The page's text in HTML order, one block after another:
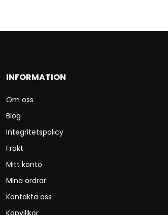
INFORMATION
Om oss
Blog
Integritetspolicy
Frakt
Mitt konto
Mina ordrar
Kontakta oss
Köpvillkor